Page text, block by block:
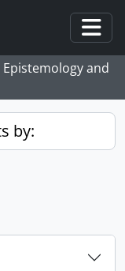
and
by: